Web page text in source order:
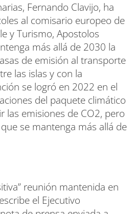
Fernando Clavijo, ha
al comisario europeo de
y Turismo, Apostolos
más allá de 2030 la
de emisión al transporte
las islas y con la
se logró en 2022 en el
del paquete climático
las emisiones de CO2, pero
se mantenga más allá de
reunión mantenida en
el Ejecutivo